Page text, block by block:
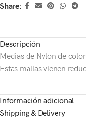
Share:
Descripción
Medias de Nylon de color.
Estas mallas vienen
Información adicional
Shipping & Delivery